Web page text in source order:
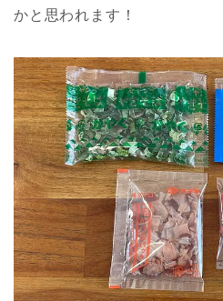
かと思われます！